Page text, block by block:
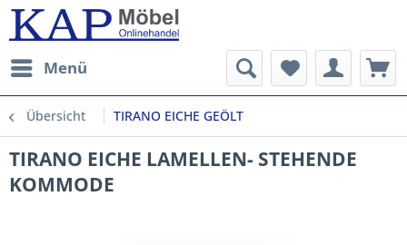
Menü
Übersicht TIRANO EICHE GEÖLT
TIRANO EICHE LAMELLEN- STEHENDE
KOMMODE